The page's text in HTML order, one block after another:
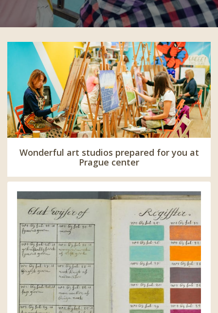
Wonderful art studios prepared for you at
Prague center